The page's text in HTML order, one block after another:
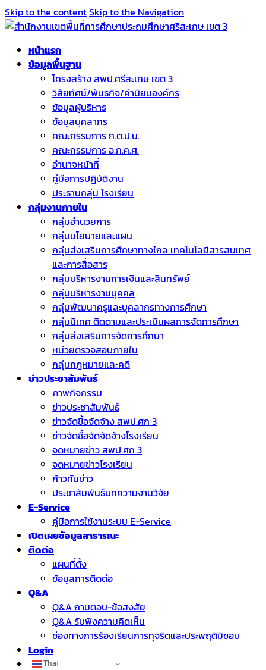
Skip to the contentSkip to the Navigation
หน้าแรก
ข้อมูลพื้นฐาน
โครงสร้าง สพป.ศรีสะเกษ เขต 3
วิสัยทัศน์/พันธกิจ/ค่านิยมองค์กร
ข้อมูลผู้บริหาร
ข้อมูลบุคลากร
คณะกรรมการ ก.ต.ป.น.
คณะกรรมการ อ.ก.ค.ศ.
อำนาจหน้าที่
คู่มือการปฏิบัติงาน
ประธานกลุ่ม โรงเรียน
กลุ่มงานภายใน
กลุ่มอำนวยการ
กลุ่มนโยบายและแผน
กลุ่มส่งเสริมการศึกษาทางไกล เทคโนโลยีสารสนเทศ
และการสื่อสาร
กลุ่มบริหารงานการเงินและสินทรัพย์
กลุ่มบริหารงานบุคคล
กลุ่มพัฒนาครูและบุคลากรทางการศึกษา
กลุ่มนิเทศ ติดตามและประเมินผลการจัดการศึกษา
กลุ่มส่งเสริมการจัดการศึกษา
หน่วยตรวจสอบภายใน
กลุ่มกฎหมายและคดี
ข่าวประชาสัมพันธ์
ภาพกิจกรรม
ข่าวประชาสัมพันธ์
ข่าวจัดชื้อจัดจ้าง สพป.ศก 3
ข่าวจัดซื้อจัดจัดจ้างโรงเรียน
จดหมายข่าว สพป.ศก 3
จดหมายข่าวโรงเรียน
ก้าวทันข่าว
ประชาสัมพันธ์บทความงานวิจัย
E-Service
คู่มือการใช้งานระบบ E-Service
เปิดเผยข้อมูลสาธารณะ
ติดต่อ
แผนที่ตั้ง
ข้อมูลการติดต่อ
Q&A
Q&A ถามตอบ-ข้อสงสัย
Q&A รับฟังความคิดเห็น
ช่องทางการร้องเรียนการทุจริตและประพฤติมิชอบ
Login
Thai